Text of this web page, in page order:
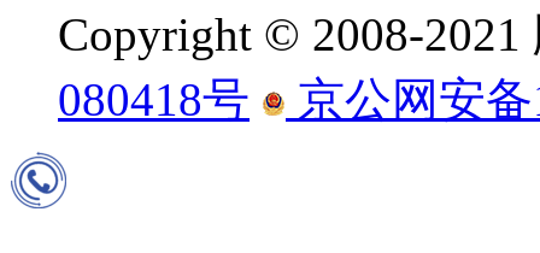
Copyright © 2008-
080418号
京公网安备